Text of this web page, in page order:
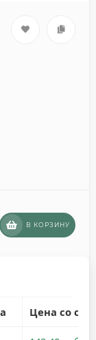
В КОРЗИНУ
Цена со